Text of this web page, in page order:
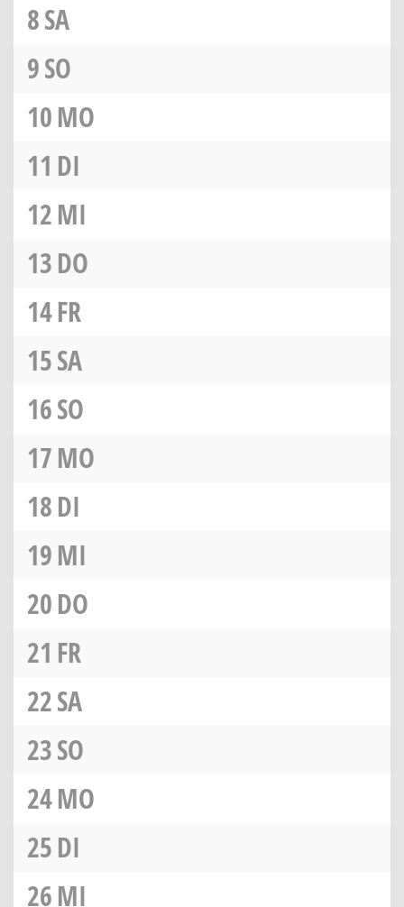
8SA
9SO
10MO
11 DI
12MI
13DO
14FR
15SA
16SO
17MO
18DI
19MI
20DO
21 FR
22SA
23SO
24MO
25DI
26MI